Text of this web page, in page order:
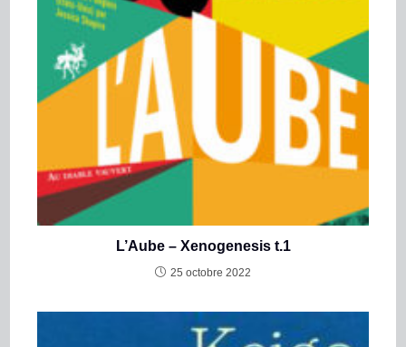
L’Aube – Xenogenesis t.1
25 octobre 2022